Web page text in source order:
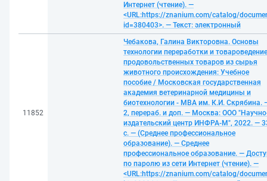
Интернет (чтение). —
<URL:https://znanium.com/catalog/
id=380403>. — Текст: электронный
11852
Чебакова, Галина Викторовна. Основы
технологии переработки и товароведение
продовольственных товаров из сырья
животного происхождения: Учебное
пособие / Московская государственная
академия ветеринарной медицины и
биотехнологии - МВА им. К.И. Скрябина.
2, перераб. и доп. — Москва: ООО
издательский центр ИНФРА-М", 2022. —
с. — (Среднее профессиональное
образование). — Среднее
профессиональное образование. —
по паролю из сети Интернет (чтение). —
<URL:https://znanium.com/catalog/